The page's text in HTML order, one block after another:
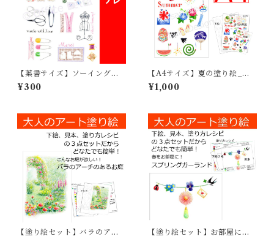
【葉書サイズ】ソーイングツ
ールのサンキューシール_ボタ
ン
¥300
【A4サイズ】夏の塗り絵_日
本の夏_01
¥1,000
【塗り絵セット】バラのアー
【塗り絵セット】お部屋に春